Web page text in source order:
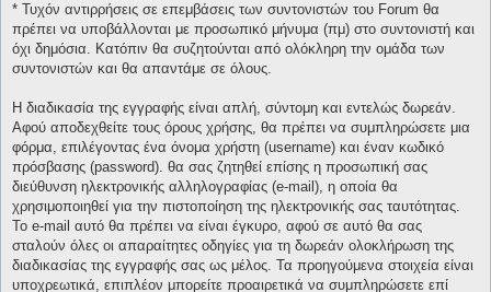
* Τυχόν αντιρρήσεις σε επεμβάσεις των συντονιστών του Forum θα
πρέπει να υποβάλλονται με προσωπικό μήνυμα (πμ) στο συντονιστή και
όχι δημόσια. Κατόπιν θα συζητούνται από ολόκληρη την ομάδα των
συντονιστών και θα απαντάμε σε όλους.
Η διαδικασία της εγγραφής είναι απλή, σύντομη και εντελώς δωρεάν.
Αφού αποδεχθείτε τους όρους χρήσης, θα πρέπει να συμπληρώσετε μια
φόρμα, επιλέγοντας ένα όνομα χρήστη (username) και έναν κωδικό
πρόσβασης (password). θα σας ζητηθεί επίσης η προσωπική σας
διεύθυνση ηλεκτρονικής αλληλογραφίας (e-mail), η οποία θα
χρησιμοποιηθεί για την πιστοποίηση της ηλεκτρονικής σας ταυτότητας.
Το e-mail αυτό θα πρέπει να είναι έγκυρο, αφού σε αυτό θα σας
σταλούν όλες οι απαραίτητες οδηγίες για τη δωρεάν ολοκλήρωση της
διαδικασίας της εγγραφής σας ως μέλος. Τα προηγούμενα στοιχεία είναι
υποχρεωτικά, επιπλέον μπορείτε προαιρετικά να συμπληρώσετε επί